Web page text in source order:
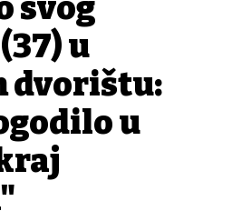
svog
u
dvorištu:
u